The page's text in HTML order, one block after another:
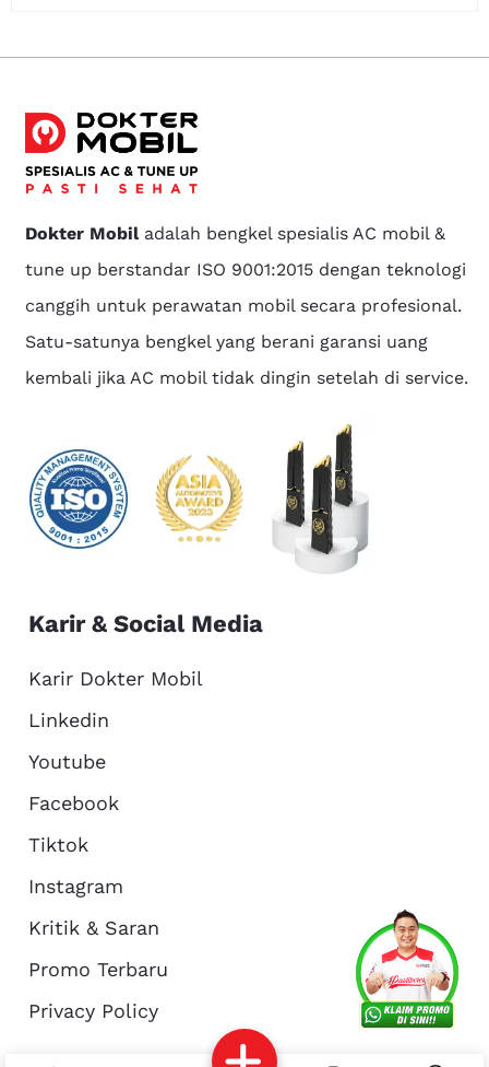
About Us
Reservasi Article
Dokter Mobiladalah bengkel spesialis AC mobil &
tune up berstandar ISO 9001:2015 dengan teknologi
canggih untuk perawatan mobil secara profesional.
Satu-satunya bengkel yang berani garansi uang
kembali jika AC mobil tidak dingin setelah di service.
Karir & Social Media
Karir Dokter Mobil
Linkedin
Youtube
Facebook
Tiktok
Instagram
Kritik & Saran
Promo Terbaru
Privacy Policy